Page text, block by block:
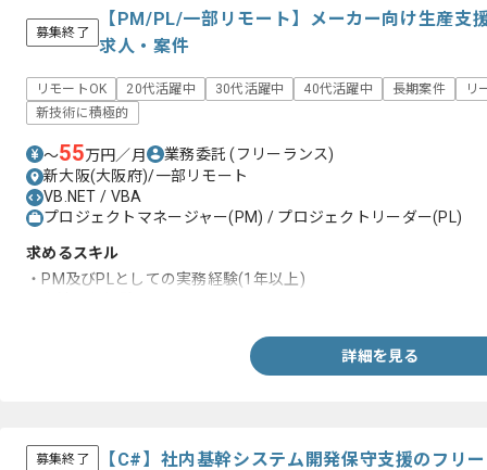
募集終了
【PM/PL/一部リモート】メーカー向け生産支
求人・案件
リモートOK 20代活躍中 30代活躍中 40代活躍中 長期案件
リ
新技術に積極的
〜55万円／月 業務委託(フリーランス)
新大阪(大阪府)/一部リモート
VB.NET / VBA
プロジェクトマネージャー(PM) / プロジェクトリーダー(PL)
求めるスキル
・PM及びPLとしての実務経験(1年以上)
詳細を見る
募集終了 【C#】社内基幹システム開発保守支援のフリ